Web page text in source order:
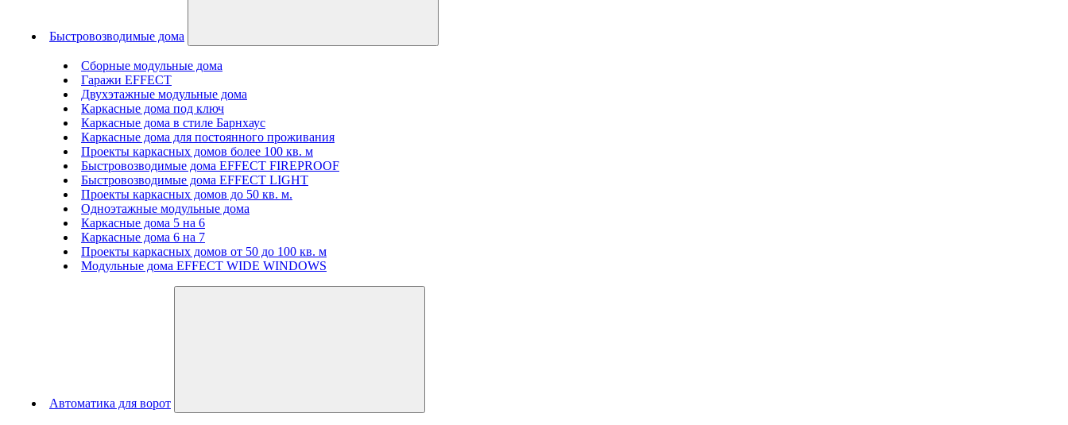
Быстровозводимые дома
Сборные модульные дома
Гаражи EFFECT
Двухэтажные модульные дома
Каркасные дома под ключ
Каркасные дома в стиле Барнхаус
Каркасные дома для постоянного проживания
Проекты каркасных домов более 100 кв. м
Быстровозводимые дома EFFECT FIREPROOF
Быстровозводимые дома EFFECT LIGHT
Проекты каркасных домов до 50 кв. м.
Одноэтажные модульные дома
Каркасные дома 5 на 6
Каркасные дома 6 на 7
Проекты каркасных домов от 50 до 100 кв. м
Модульные дома EFFECT WIDE WINDOWS
Автоматика для ворот